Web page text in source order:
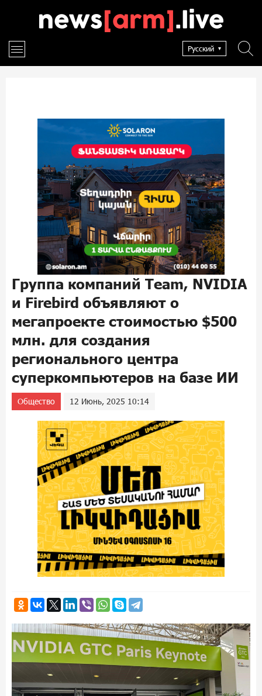
Русский
Группа компаний Team, NVIDIA
и Firebird объявляют о
мегапроекте стоимостью $500
млн. для создания
регионального центра
суперкомпьютеров на базе ИИ
Общество 12 Июнь, 2025 10:14